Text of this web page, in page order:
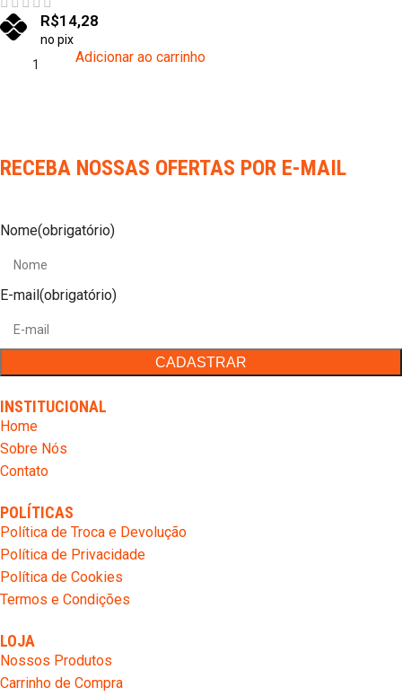
R$14,28
no pix
Adicionar ao carrinho
RECEBA NOSSAS OFERTAS POR E-MAIL
Nome(obrigatório)
E-mail (obrigatório)
INSTITUCIONAL
Home
Sobre Nós
Contato
POLÍTICAS
Política de Troca e Devolução
Política de Privacidade
Política de Cookies
Termos e Condições
LOJA
Nossos Produtos
Carrinho de Compra